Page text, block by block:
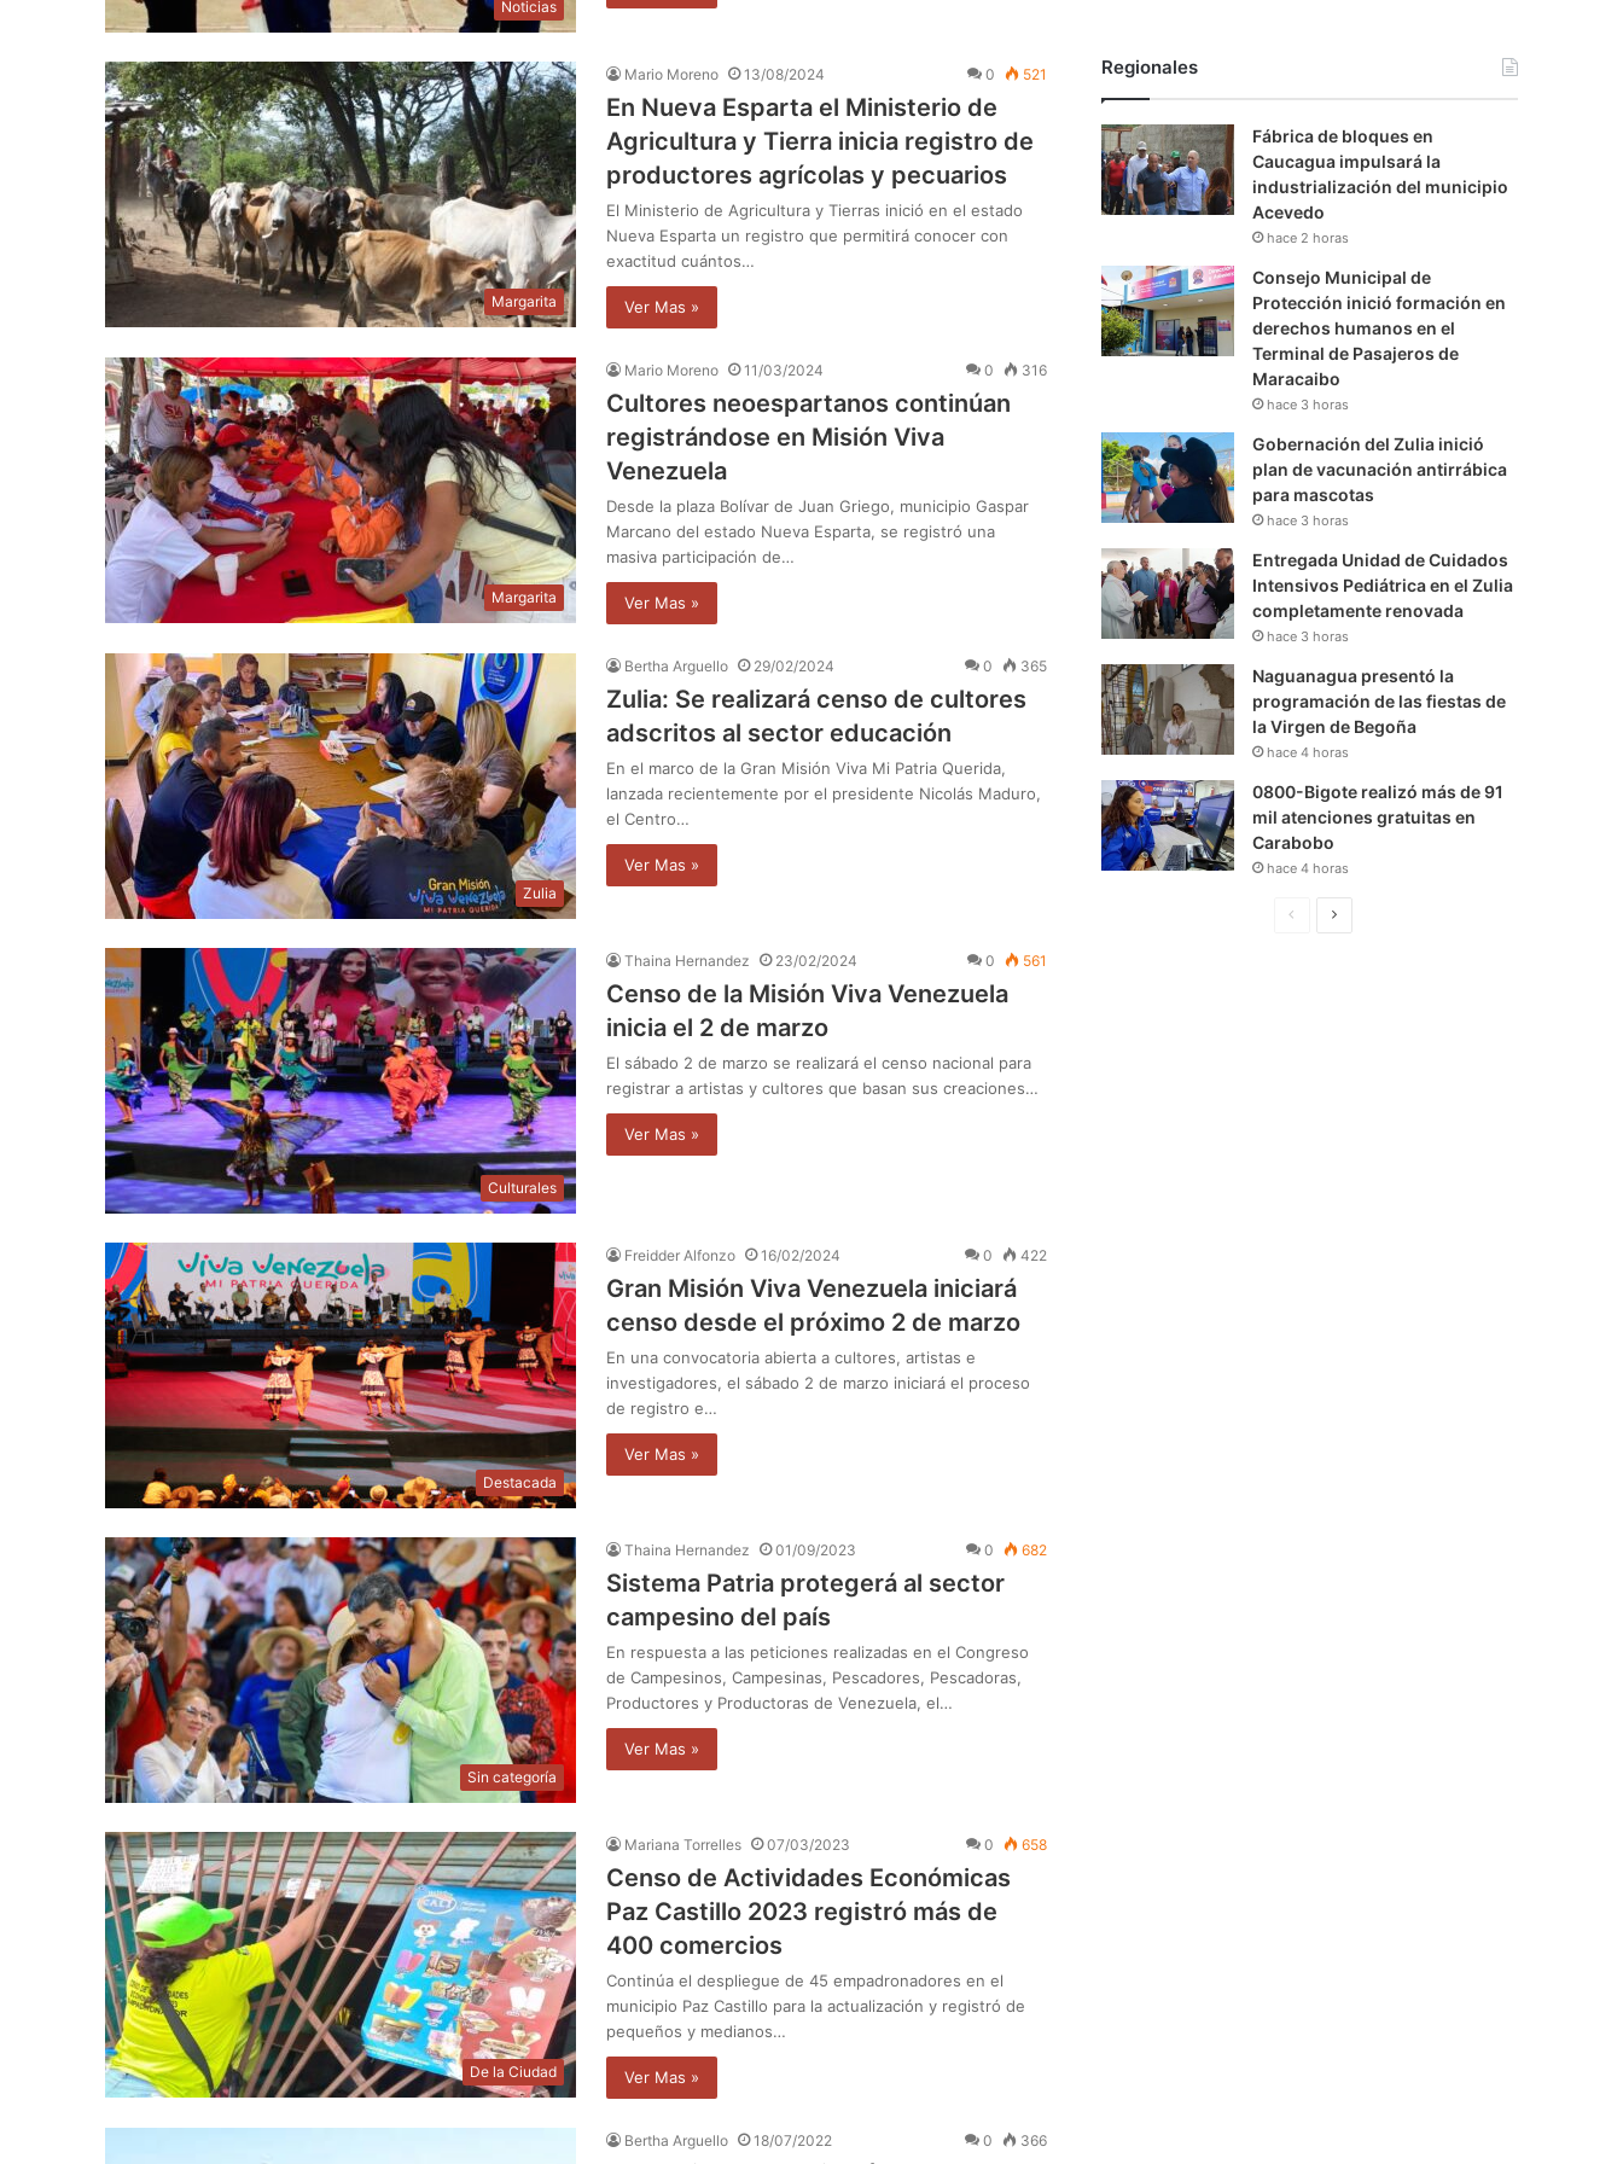
Noticias
Margarita
Mario Moreno 13/08/2024 0 521
En Nueva Esparta el Ministerio de
Agricultura y Tierra inicia registro de
productores agrícolas y pecuarios
El Ministerio de Agricultura y Tierras inició en el estado
Nueva Esparta un registro que permitirá conocer con
exactitud cuántos…
Ver Mas »
Margarita
Mario Moreno 11/03/2024 0 316
Cultores neoespartanos continúan
registrándose en Misión Viva
Venezuela
Desde la plaza Bolívar de Juan Griego, municipio Gaspar
Marcano del estado Nueva Esparta, se registró una
masiva participación de…
Ver Mas »
Zulia
Bertha Arguello 29/02/2024 0 365
Zulia: Se realizará censo de cultores
adscritos al sector educación
En el marco de la Gran Misión Viva Mi Patria Querida,
lanzada recientemente por el presidente Nicolás Maduro,
el Centro…
Ver Mas »
Culturales
Thaina Hernandez 23/02/2024 0 561
Censo de la Misión Viva Venezuela
inicia el 2 de marzo
El sábado 2 de marzo se realizará el censo nacional para
registrar a artistas y cultores que basan sus creaciones…
Ver Mas »
Destacada
Freidder Alfonzo 16/02/2024 0 422
Gran Misión Viva Venezuela iniciará
censo desde el próximo 2 de marzo
En una convocatoria abierta a cultores, artistas e
investigadores, el sábado 2 de marzo iniciará el proceso
de registro e…
Ver Mas »
Sin categoría
Thaina Hernandez 01/09/2023 0 682
Sistema Patria protegerá al sector
campesino del país
En respuesta a las peticiones realizadas en el Congreso
de Campesinos, Campesinas, Pescadores, Pescadoras,
Productores y Productoras de Venezuela, el…
Ver Mas »
De la Ciudad
Mariana Torrelles 07/03/2023 0 658
Censo de Actividades Económicas
Paz Castillo 2023 registró más de
400 comercios
Continúa el despliegue de 45 empadronadores en el
municipio Paz Castillo para la actualización y registró de
pequeños y medianos…
Ver Mas »
Bertha Arguello 18/07/2022 0 366
Regionales
Fábrica de bloques en
Caucagua impulsará la
industrialización del municipio
Acevedo
hace 2 horas
Consejo Municipal de
Protección inició formación en
derechos humanos en el
Terminal de Pasajeros de
Maracaibo
hace 3 horas
Gobernación del Zulia inició
plan de vacunación antirrábica
para mascotas
hace 3 horas
Entregada Unidad de Cuidados
Intensivos Pediátrica en el Zulia
completamente renovada
hace 3 horas
Naguanagua presentó la
programación de las fiestas de
la Virgen de Begoña
hace 4 horas
0800-Bigote realizó más de 91
mil atenciones gratuitas en
Carabobo
hace 4 horas
S